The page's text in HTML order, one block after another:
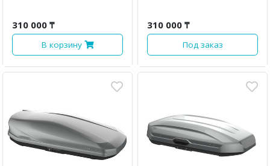
310 000 ₸
В корзину
310 000 ₸
Под заказ